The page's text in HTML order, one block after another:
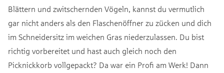
Blättern und zwitschernden Vögeln, kannst du vermutlich
gar nicht anders als den Flaschenöffner zu zücken und dich
im Schneidersitz im weichen Gras niederzulassen. Du bist
richtig vorbereitet und hast auch gleich noch den
Picknickkorb vollgepackt? Da war ein Profi am Werk! Dann